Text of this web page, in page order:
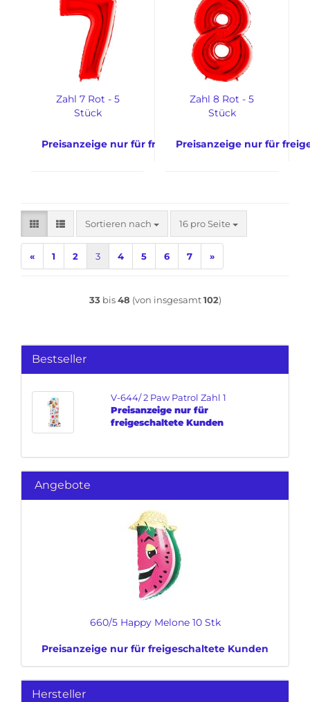
Zahl 7 Rot - 5
Stück
Preisanzeige nur für freigeschaltete Kunden
Zahl 8 Rot - 5
Stück
Preisanzeige nur für
Sortieren nach
Sortieren nach 16 pro Seite
pro Seite
« 1 2 3 4 5 6 7 »
33bis48 (von insgesamt102)
Bestseller
V-644/ 2 Paw Patrol Zahl 1
Preisanzeige nur für
freigeschaltete Kunden
Angebote
660/5 Happy Melone 10 Stk
Preisanzeige nur für freigeschaltete Kunden
Hersteller